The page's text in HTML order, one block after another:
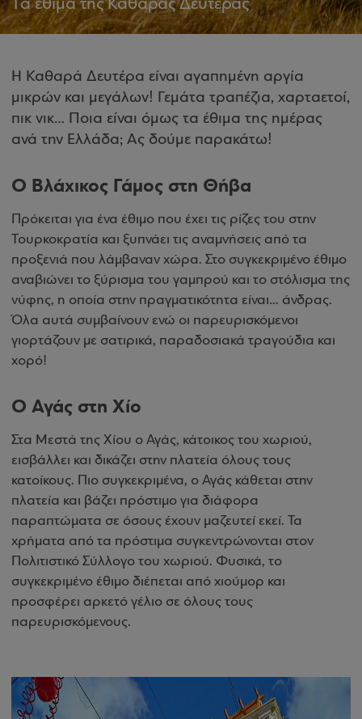
Tα έθιμα της Καθαράς Δευτέρας
Η Καθαρά Δευτέρα είναι αγαπημένη αργία
μικρών και μεγάλων! Γεμάτα τραπέζια, χαρταετοί,
πικ νικ… Ποια είναι όμως τα έθιμα της ημέρας
ανά την Ελλάδα; Ας δούμε παρακάτω!
Ο Βλάχικος Γάμος στη Θήβα
Πρόκειται για ένα έθιμο που έχει τις ρίζες του στην
Τουρκοκρατία και ξυπνάει τις αναμνήσεις από τα
προξενιά που λάμβαναν χώρα. Στο συγκεκριμένο έθιμο
αναβιώνει το ξύρισμα του γαμπρού και το στόλισμα της
νύφης, η οποία στην πραγματικότητα είναι… άνδρας.
Όλα αυτά συμβαίνουν ενώ οι παρευρισκόμενοι
γιορτάζουν με σατιρικά, παραδοσιακά τραγούδια και
χορό!
Ο Αγάς στη Χίο
Στα Μεστά της Χίου ο Αγάς, κάτοικος του χωριού,
εισβάλλει και δικάζει στην πλατεία όλους τους
κατοίκους. Πιο συγκεκριμένα, ο Αγάς κάθεται στην
πλατεία και βάζει πρόστιμο για διάφορα
παραπτώματα σε όσους έχουν μαζευτεί εκεί. Τα
χρήματα από τα πρόστιμα συγκεντρώνονται στον
Πολιτιστικό Σύλλογο του χωριού. Φυσικά, το
συγκεκριμένο έθιμο διέπεται από χιούμορ και
προσφέρει αρκετό γέλιο σε όλους τους
παρευρισκόμενους.